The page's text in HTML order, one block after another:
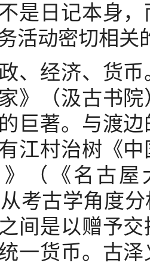
是日记本身
活动密切相关
经济、货币
》（汲古书
巨著。与渡
江村治树《
》（《名古
考古学角度
间是以赠予
一货币。古